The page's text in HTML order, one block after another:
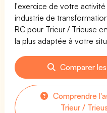
l'exercice de votre
industrie de
RC pour Trieur / Trieuse
la plus adaptée à votre
Comparer
Comprendre
Trieur /